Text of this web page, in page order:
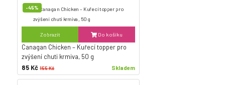
-45%
Zobrazit Do košíku
Canagan Chicken – Kuřecí topper pro
zvýšení chuti krmiva, 50 g
85 Kč 155 Kč Skladem